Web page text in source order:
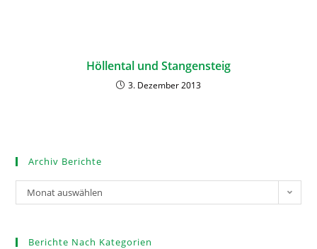
Höllental und Stangensteig
3. Dezember 2013
Archiv Berichte
Monat auswählen
Berichte Nach Kategorien